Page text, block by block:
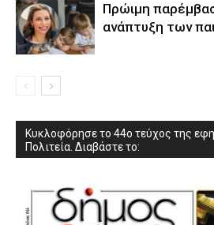
Πρώιμη
ανάπτυξη των
Κυκλοφόρησε το 44ο τεύχος της
Πολιτεία. Διαβάστε το: